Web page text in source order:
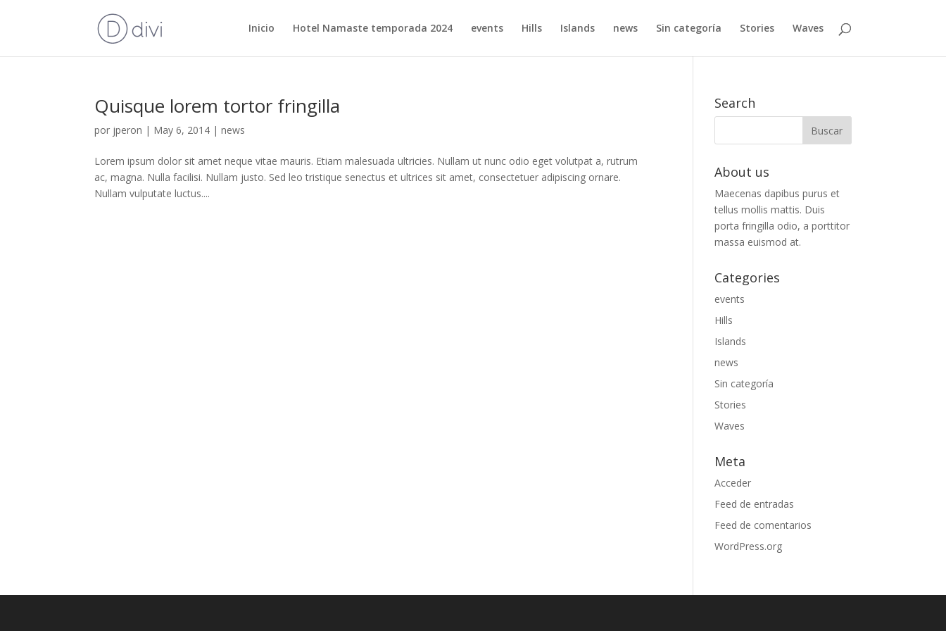
Inicio Hotel Namaste temporada 2024 events Hills Islands news Sin categoría Stories Waves
Quisque lorem tortor fringilla
por jperon | May 6, 2014 |news
Lorem ipsum dolor sit amet neque vitae mauris. Etiam malesuada ultricies. Nullam ut nunc odio eget volutpat a, rutrum
ac, magna. Nulla facilisi. Nullam justo. Sed leo tristique senectus et ultrices sit amet, consectetuer adipiscing ornare.
Nullam vulputate luctus....
Search
About us
Maecenas dapibus purus et
tellus mollis mattis. Duis
porta fringilla odio, a porttitor
massa euismod at.
Categories
events
Hills
Islands
news
Sin categoría
Stories
Waves
Meta
Acceder
Feed de entradas
Feed de comentarios
WordPress.org